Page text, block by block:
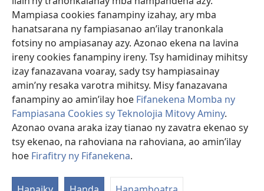
Mampiasa cookies fanampiny izahay, ary mba
hanatsarana ny fampiasanao an’ilay tranonkala
fotsiny no ampiasanay azy. Azonao ekena na lavina
ireny cookies fanampiny ireny. Tsy hamidinay mihitsy
izay fanazavana voaray, sady tsy hampiasainay
amin’ny resaka varotra mihitsy. Misy fanazavana
fanampiny ao amin’ilay hoe Fifanekena Momba ny
Fampiasana Cookies sy Teknolojia Mitovy Aminy.
Azonao ovana araka izay tianao ny zavatra ekenao sy
tsy ekenao, na rahoviana na rahoviana, ao amin’ilay
hoe Firafitry ny Fifanekena.
(manokatra
rohy)
JW Hub
(manokatra
rohy)
JW Library
Watchtower Library ®
Copyright© 2026 Watch Tower Bible and Tract Society of Pennsylvania.
FIFANEKENA| FIFANEKENA MOMBA NY TSIAMBARATELO
NY FIFANEKENA